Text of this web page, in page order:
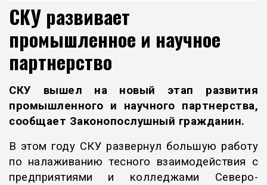
СКУ развивает
промышленное и научное
партнерство
СКУ вышел на новый этап развития
промышленного и научного партнерства,
сообщает Законопослушный гражданин.
В этом году СКУ развернул большую работу
по налаживанию тесного взаимодействия с
предприятиями и колледжами Северо-